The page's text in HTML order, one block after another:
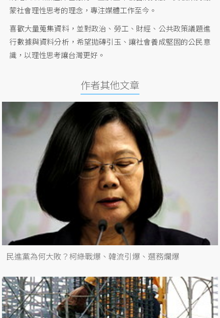
蒙社會理性思考的理念，專注媒體工作至今。
喜歡大量蒐集資料，並對政治、勞工、財經、公共政策議題進
行數據與資料分析，希望拋磚引玉、讓社會養成堅固的公民意
識，以理性思考讓台灣更好。
作者其他文章
民進黨為何大敗？柯綠戰爆、韓流引爆、選務爛爆